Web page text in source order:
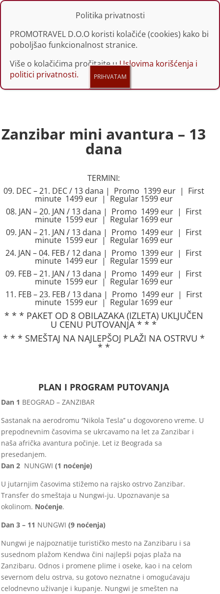
Zanzibar mini avantura – 13
dana
TERMINI:
09. DEC – 21. DEC / 13 dana | Promo 1399 eur | First
minute 1499 eur | Regular 1599 eur
08. JAN – 20. JAN / 13 dana | Promo 1499 eur | First
minute 1599 eur | Regular 1699 eur
09. JAN – 21. JAN / 13 dana | Promo 1499 eur | First
minute 1599 eur | Regular 1699 eur
24. JAN – 04. FEB / 12 dana | Promo 1399 eur | First
minute 1499 eur | Regular 1599 eur
09. FEB – 21. JAN / 13 dana | Promo 1499 eur | First
minute 1599 eur | Regular 1699 eur
11. FEB – 23. FEB / 13 dana | Promo 1499 eur | First
minute 1599 eur | Regular 1699 eur
* * * PAKET OD 8 OBILAZAKA (IZLETA) UKLJUČEN
U CENU PUTOVANJA * * *
* * * SMEŠTAJ NA NAJLEPŠOJ PLAŽI NA OSTRVU *
* *
PLAN I PROGRAM PUTOVANJA
Dan 1 BEOGRAD – ZANZIBAR
Sastanak na aerodromu ‘’Nikola Tesla’’ u dogovoreno vreme. U
prepodnevnim časovima se ukrcavamo na let za Zanzibar i
naša afrička avantura počinje. Let iz Beograda sa
presedanjem.
Dan 2 NUNGWI (1 noćenje)
U jutarnjim časovima stižemo na rajsko ostrvo Zanzibar.
Transfer do smeštaja u Nungwi-ju. Upoznavanje sa
okolinom. Noćenje.
Dan 3 – 11 NUNGWI (9 noćenja)
Nungwi je najpoznatije turističko mesto na Zanzibaru i sa
susednom plažom Kendwa čini najlepši pojas plaža na
Zanzibaru. Odnos i promene plime i oseke, kao i na celom
severnom delu ostrva, su gotovo neznatne i omogućavaju
celodnevno uživanje i kupanje. Nungwi je smešten na
Politika privatnosti
PROMOTRAVEL D.O.O koristi kolačiće (cookies) kako bi
poboljšao funkcionalnost stranice.
Više o kolačićima pročitajte uUslovima korišćenja i
politici privatnosti.